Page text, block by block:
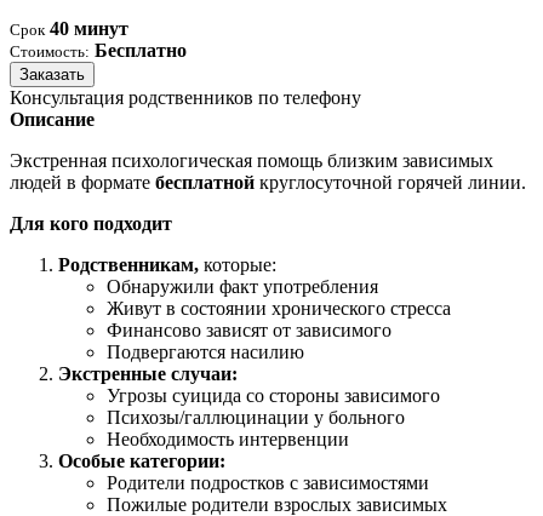
Срок 40 минут
Стоимость: Бесплатно
Заказать
Консультация родственников по телефону
Описание
Экстренная психологическая помощь близким зависимых
людей в формате бесплатной круглосуточной горячей линии.
Для кого подходит
Родственникам, которые:
Обнаружили факт употребления
Живут в состоянии хронического стресса
Финансово зависят от зависимого
Подвергаются насилию
Экстренные случаи:
Угрозы суицида со стороны зависимого
Психозы/галлюцинации у больного
Необходимость интервенции
Особые категории:
Родители подростков с зависимостями
Пожилые родители взрослых зависимых